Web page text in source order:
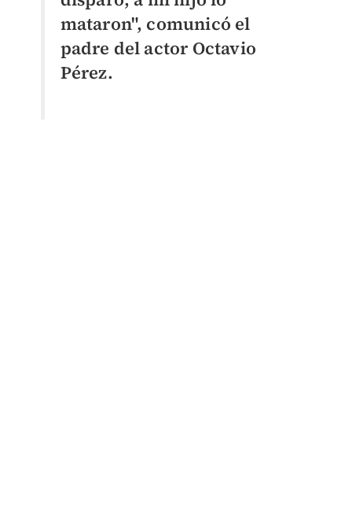
mataron", comunicó el
padre del actor Octavio
Pérez.